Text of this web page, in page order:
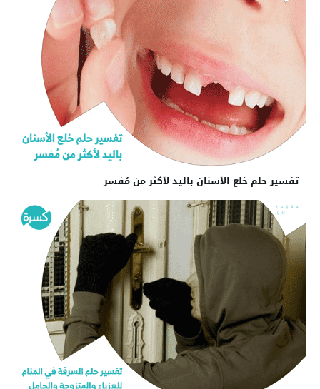
تفسير حلم خلع الأسنان باليد لأكثر من مُفسر